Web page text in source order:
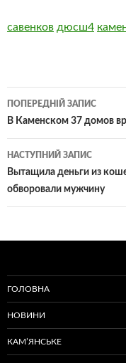
савенков дюсш4
Навігація
по
записам
ПОПЕРЕДНІЙ ЗАПИС
В Каменском 37 домов
НАСТУПНИЙ ЗАПИС
Вытащила деньги из
обворовали мужчину
ГОЛОВНА
НОВИНИ
КАМ’ЯНСЬКЕ